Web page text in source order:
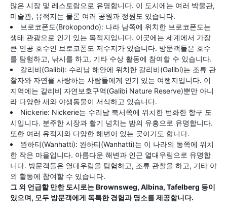
많은 시장 및 레스토랑으로 유명합니다. 이 도시에는 여러 박물관,
미술관, 유적지는 물론 여러 공원과 정원도 있습니다.
브로코폰도(Brokopondo): 나라 남쪽에 위치한 브로코폰도는
생태 관광으로 인기 있는 목적지입니다. 이곳에는 세계에서 가장
큰 인공 호수인 브로코폰도 저수지가 있습니다. 방문객들은 호수
를 탐험하고, 낚시를 하고, 기타 수상 활동에 참여할 수 있습니다.
갈리비(Galibi): 수리남 해안에 위치한 갈리비(Galibi)는 조류 관
찰자와 자연을 사랑하는 사람들에게 인기 있는 여행지입니다. 이
지역에는 갈리비 자연보호구역(Galibi Nature Reserve)뿐만 아니
라 다양한 새와 야생동물이 서식하고 있습니다.
Nickerie: Nickerie는 수리남 북서쪽에 위치한 번화한 항구 도
시입니다. 분주한 시장과 활기 넘치는 밤의 유흥으로 유명합니다.
또한 여러 유적지와 다양한 해변이 있는 곳이기도 합니다.
완하티(Wanhatti): 완하티(Wanhatti)는 이 나라의 동쪽에 위치
한 작은 마을입니다. 아름다운 해변과 인근 열대우림으로 유명합
니다. 방문객들은 열대우림을 탐험하고, 조류 관찰을 하고, 기타 야
외 활동에 참여할 수 있습니다.
그 외 언급할 만한 도시로는 Brownsweg, Albina, Tafelberg 등이
있으며, 모두 방문객에게 독특한 경험과 명소를 제공합니다.